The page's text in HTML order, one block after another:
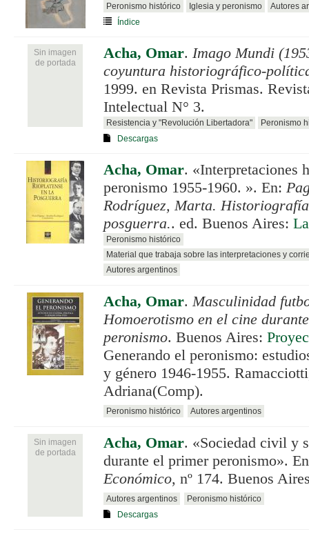
Peronismo histórico Iglesia y peronismo
Autores
Índice
Sin imagen
de portada
Acha, Omar. Imago Mundi
coyuntura historiográfico-
1999. en Revista Prismas.
Intelectual N° 3.
Resistencia y "Revolución Libertadora"
Peronismo
Descargas
Acha, Omar. «Interpretaciones
peronismo 1955-1960. ». En:
Rodríguez, Marta.
posguerra.. ed. Buenos Aires:
Peronismo histórico
Material que trabaja sobre las interpretaciones y
Autores argentinos
Acha, Omar. Masculinidad
Homoerotismo en el cine
peronismo. Buenos Aires:
Generando el peronismo:
y género 1946-1955.
Adriana(Comp).
Peronismo histórico Autores argentinos
Sin imagen
de portada
Acha, Omar. «Sociedad civil y
durante el primer peronismo».
Económico, nº 174. Buenos
Autores argentinos
Peronismo histórico
Descargas